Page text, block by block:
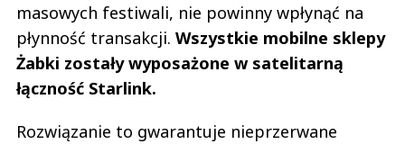
masowych festiwali, nie powinny wpłynąć na
płynność transakcji. Wszystkie mobilne sklepy
Żabki zostały wyposażone w satelitarną
łączność Starlink.
Rozwiązanie to gwarantuje nieprzerwane